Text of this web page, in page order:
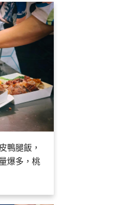
鴨腿飯，
爆多，桃